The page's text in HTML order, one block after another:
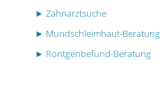
► Zahnarztsuche
► Mundschleimhaut-Beratung
► Röntgenbefund-Beratung